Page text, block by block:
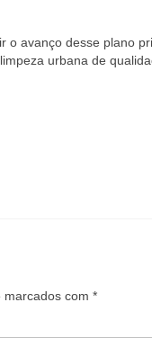
avanço desse plano
urbana de
com *